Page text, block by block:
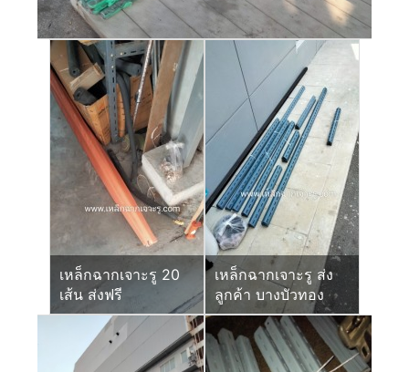
เหล็กฉากเจาะรู 20
เส้น ส่งฟรี
เหล็กฉากเจาะรู ส่ง
ลูกค้า บางบัวทอง